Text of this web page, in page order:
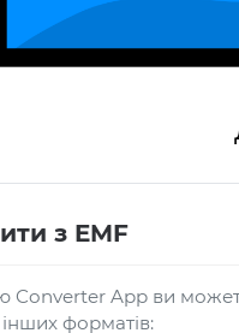
з EMF
Converter App ви
форматів: